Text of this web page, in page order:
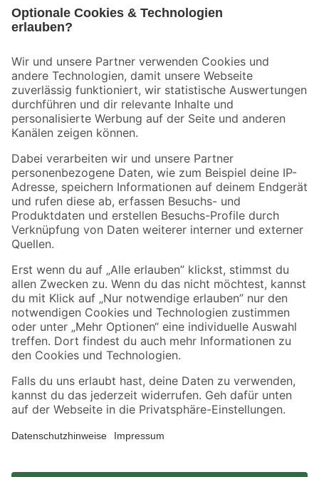
Der toom Newsletter: Keine Angebote und Aktionen mehr verpassen!
Folge uns
Zahlungsarten Versandarten
Sicher einkaufen
Jetzt die toom-App herunterladen
Alle Preisangaben in EUR inkl. gesetzl. MwSt.. Die dargestellten Angebote sind unter
Umständen nicht in allen Märkten verfügbar. Die angegebenen Verfügbarkeiten beziehen
sich auf den unter "Mein Markt" ausgewählten toom Baumarkt. Alle Angebote und
*Paketversand ab 59 € versandkostenfrei, gilt nicht für Artikel mit Speditionsversand, hier
fallen zusätzliche Versandkosten an.